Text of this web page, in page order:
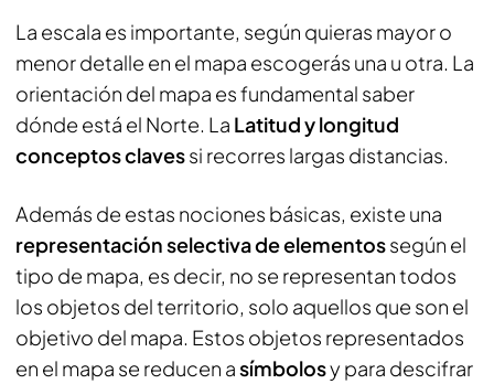
La escala es importante, según quieras mayor o
menor detalle en el mapa escogerás una u otra. La
orientación del mapa es fundamental saber
dónde está el Norte. La Latitud y longitud
conceptos clavessi recorres largas distancias.
Además de estas nociones básicas, existe una
representación selectiva de elementossegún el
tipo de mapa, es decir, no se representan todos
los objetos del territorio, solo aquellos que son el
objetivo del mapa. Estos objetos representados
en el mapa se reducen asímbolosy para descifrar